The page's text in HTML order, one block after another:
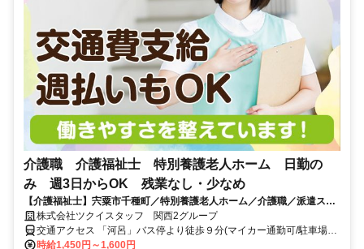
介護職 介護福祉士 特別養護老人ホーム 日勤の
み 週3日からOK 残業なし・少なめ
【介護福祉士】宍粟市千種町／特別養護老人ホーム／介護職／派遣スタ
ッフ／日勤帯のみ/6016_347105
株式会社ツクイスタッフ 関西2グループ
交通アクセス 「河呂」バス停より徒歩９分(マイカー通勤可/駐車場あ
り)
時給1,450円～1,600円